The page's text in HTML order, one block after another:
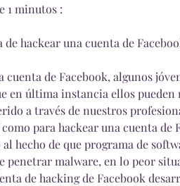
1 minutos :
de hackear una cuenta de
cuenta de Facebook, algunos
en última instancia ellos pueden
a través de nuestros
para hackear una cuenta de
hecho de que programa de
penetrar malware, en lo peor
de hacking de Facebook